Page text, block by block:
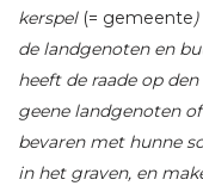
kerspel(= gemeente
de landgenoten en
heeft de raade op
geene landgenoten
bevaren met hunne
in het graven, en